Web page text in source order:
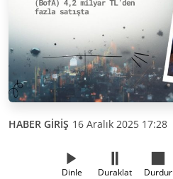
HABER GİRİŞ 16 Aralık 2025 17:28
Dinle Duraklat Durdur